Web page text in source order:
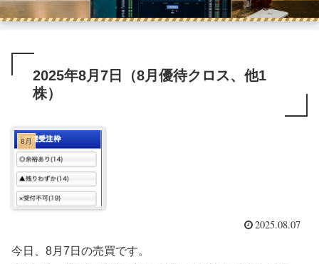
2025年8月7日（8月優待クロス、他1
株）
8月
2025.08.07
今日、8月7日の売買です。